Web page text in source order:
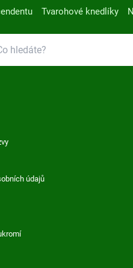
Tvarohové knedlíky
údajů